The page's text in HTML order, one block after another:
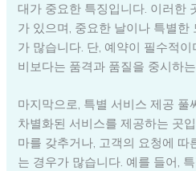
대가 중요한 특징입니다. 이러한
가 있으며, 중요한 날이나 특별한
가 많습니다. 단, 예약이 필수적
비보다는 품격과 품질을 중시하
마지막으로, 특별 서비스 제공
차별화된 서비스를 제공하는 곳
마를 갖추거나, 고객의 요청에
는 경우가 많습니다. 예를 들어,